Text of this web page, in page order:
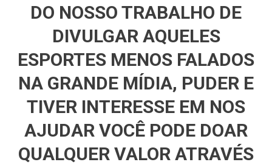
DO NOSSO TRABALHO DE
DIVULGAR AQUELES
ESPORTES MENOS FALADOS
NA GRANDE MÍDIA, PUDER E
TIVER INTERESSE EM NOS
AJUDAR VOCÊ PODE DOAR
QUALQUER VALOR ATRAVÉS